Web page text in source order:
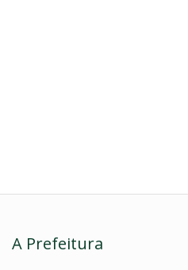
A Prefeitura